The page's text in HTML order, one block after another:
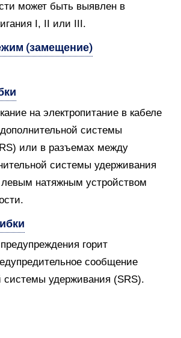
может быть выявлен в
I, II или III.
(замещение)
на электропитание в кабеле
системы
или в разъемах между
системы удерживания
натяжным устройством
горит
сообщение
системы удерживания (SRS).